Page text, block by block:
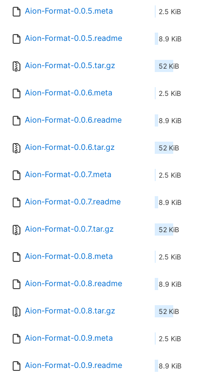
Aion-Format-0.0.5.meta 2.5 KiB
Aion-Format-0.0.5.readme 8.9 KiB
Aion-Format-0.0.5.tar.gz 52 KiB
Aion-Format-0.0.6.meta 2.5 KiB
Aion-Format-0.0.6.readme 8.9 KiB
Aion-Format-0.0.6.tar.gz 52 KiB
Aion-Format-0.0.7.meta 2.5 KiB
Aion-Format-0.0.7.readme 8.9 KiB
Aion-Format-0.0.7.tar.gz 52 KiB
Aion-Format-0.0.8.meta 2.5 KiB
Aion-Format-0.0.8.readme 8.9 KiB
Aion-Format-0.0.8.tar.gz 52 KiB
Aion-Format-0.0.9.meta 2.5 KiB
Aion-Format-0.0.9.readme 8.9 KiB